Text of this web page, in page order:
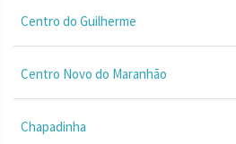
Centro do Guilherme
Centro Novo do Maranhão
Chapadinha